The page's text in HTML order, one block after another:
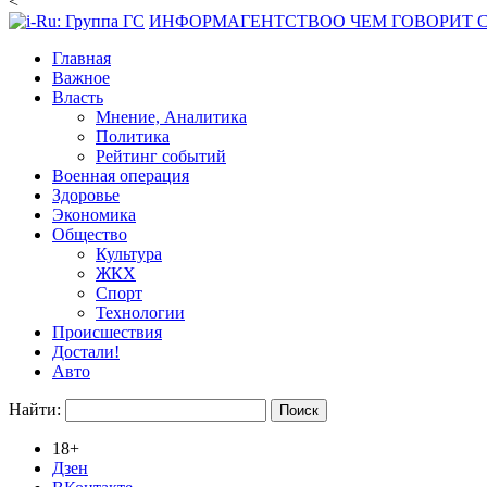
ИНФОРМАГЕНТСТВОО ЧЕМ ГОВОРИТ
Главная
Важное
Власть
Мнение, Аналитика
Политика
Рейтинг событий
Военная операция
Здоровье
Экономика
Общество
Культура
ЖКХ
Спорт
Технологии
Происшествия
Достали!
Авто
Найти:
18+
Дзен